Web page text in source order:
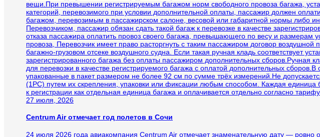
вещи.При превышении регистрируемым багажом норм свободного провоза багажа,
категорий, перевозимого при условии дополнительной оплаты, пассажир должен
багажом, перевозимым в пассажирском салоне, весовой или габаритной нормы либо
Перевозчиком, пассажир обязан сдать такой багаж к перевозке в качестве
отказа пассажира оплатить провоз своего багажа, превышающего по весу и
провоза, Перевозчик имеет право расторгнуть с таким пассажиром договор
багажно-грузовом отсеке воздушного судна. Если такая ручная кладь соответствует
зарегистрированного багажа без оплаты пассажиром дополнительных
для перевозки в качестве регистрируемого багажа с оплатой дополнительных
упакованные в пакет размером не более 92 см по сумме трёх измерений.Не
(1PC) путем их скрепления, упаковки или фиксации любым способом. Каждая единица
к регистрации как отдельная единица багажа и оплачивается отдельно согласно
27 июля, 2026
Centrum Air отмечает год полетов в Сочи
24 июля 2026 года авиакомпания Centrum Air отмечает знаменательную дату —